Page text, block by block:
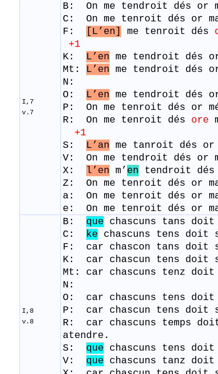
I,7
v.7
B: On me tendroit dés or
C: On me tenroit dés or
F:
[L’en] me tenroit dés
+1
K: L’en me tendroit dés
Mt: L’en me tendroit dés
N:
O: L’en me tendroit dés
P: On me tenroit dés or
​R: On me tenroit dés ore
+1
S: L’an me tanroit dés
​V: On me tendroit dés or
X: l’en m’ en tendroit
Z: On me tenroit dés or
a: On me tenroit dés or
e: On me tenroit dés or
I,8
v.8
B: que chascuns tans
C: ke chascuns tens doit
F: car chascon tans doit
K: car chascun tens doit
Mt: car chascuns tenz
N:
O: car chascuns tens doit
P: car chascun tens doit
R: car chascuns temps
atendre.
S: que chascuns tens
V: que chascuns tanz